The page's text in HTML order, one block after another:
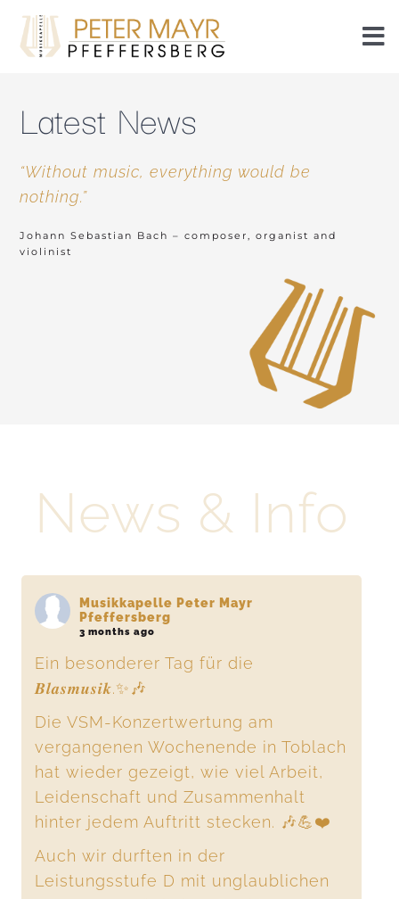
content
Members
Contact
Latest News
“Without music, everything would be
nothing.”
Johann Sebastian Bach – composer, organist and
violinist
News & Info
Musikkapelle Peter Mayr
Pfeffersberg
3 months ago
Ein besonderer Tag für die
𝑩𝒍𝒂𝒔𝒎𝒖𝒔𝒊𝒌.✨🎶
Die VSM-Konzertwertung am
vergangenen Wochenende in Toblach
hat wieder gezeigt, wie viel Arbeit,
Leidenschaft und Zusammenhalt
hinter jedem Auftritt stecken. 🎶💪❤️
Auch wir durften in der
Leistungsstufe D mit unglaublichen